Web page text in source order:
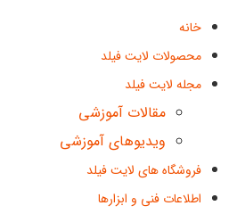
خانه
محصولات لایت فیلد
مجله لایت فیلد
مقالات آموزشی
ویدیوهای آموزشی
فروشگاه های لایت فیلد
اطلاعات فنی و ابزارها